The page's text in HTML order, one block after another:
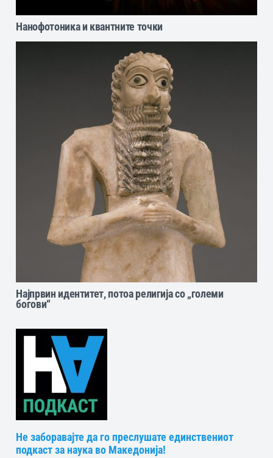
Нанофотоника и квантните точки
Најпрвин идентитет, потоа религија со „големи
богови“
Не заборавајте да го преслушате единствениот
подкаст за наука во Македонија!